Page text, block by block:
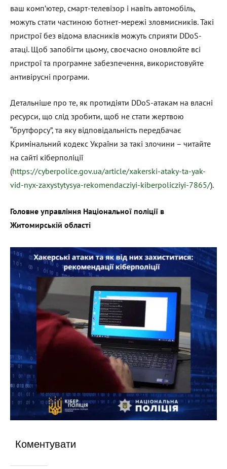
ваш комп’ютер, смарт-телевізор і навіть автомобіль,
можуть стати частиною ботнет-мережі зловмисників. Такі
пристрої без відома власників можуть сприяти DDoS-
атаці. Щоб запобігти цьому, своєчасно оновлюйте всі
пристрої та програмне забезпечення, використовуйте
антивірусні програми.
Детальніше про те, як протидіяти DDoS-атакам на власні
ресурси, що слід зробити, щоб не стати жертвою
“брутфорсу”, та яку відповідальність передбачає
Кримінальний кодекс України за такі злочини – читайте
на сайті кіберполіції
(https://cyberpolice.gov.ua/article/xakerski-ataky-ta-yak-
vid-nyx-zaxystytysya-rekomendacziyi-kiberpolicziyi-7865/).
Головне управління Національної поліції в
Житомирській області
Коментувати